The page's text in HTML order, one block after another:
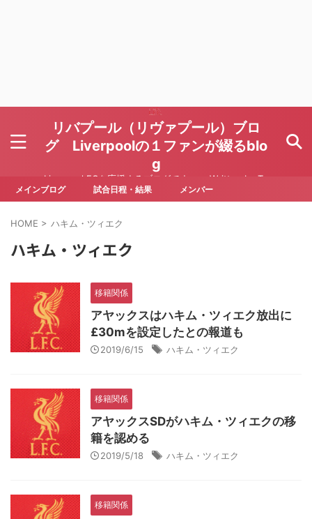
リバプール（リヴァプール）ブロ
グ Liverpoolの１ファンが綴るblo
g
Liverpool FCを応援するブログです Written by To
ru Yoda
メインブログ 試合日程・結果 メンバー
HOME > ハキム・ツィエク
ハキム・ツィエク
移籍関係
アヤックスはハキム・ツィエク放出に
£30mを設定したとの報道も
2019/6/15 ハキム・ツィエク
移籍関係
アヤックスSDがハキム・ツィエクの移
籍を認める
2019/5/18 ハキム・ツィエク
移籍関係